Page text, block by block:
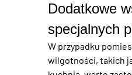
Dodatkowe
specjalnych
W przypadku
wilgotności, takich